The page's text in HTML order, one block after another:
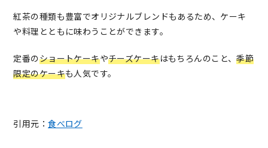
紅茶の種類も豊富でオリジナルブレンドもあるため、ケーキ
や料理とともに味わうことができます。
定番のショートケーキやチーズケーキはもちろんのこと、季節
限定のケーキも人気です。
引用元：食べログ